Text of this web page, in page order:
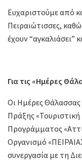
Ευχαριστούμε από
Πειραιώτισσες,
έχουν “αγκαλιάσει”
Για τις «Ημέρες
Οι Ημέρες Θάλασσας
Πράξης
Προγράμματος
Οργανισμό
συνεργασία με τη